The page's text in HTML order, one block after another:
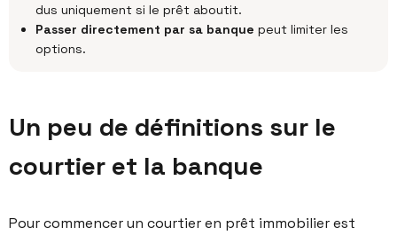
dus uniquement si le prêt aboutit.
Passer directement par sa banque peut limiter les
options.
Un peu de définitions sur le
courtier et la banque
Pour commencer un courtier en prêt immobilier est